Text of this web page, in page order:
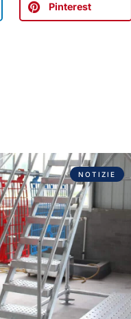
Pinterest
NOTIZIE